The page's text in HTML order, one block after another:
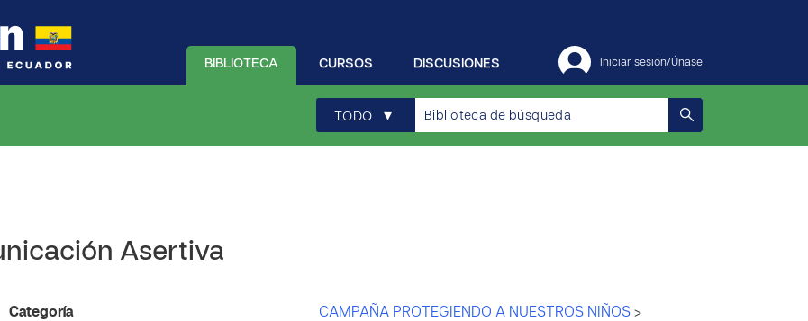
Iniciar sesión/Únase
DISCUSIONES
CURSOS
BIBLIOTECA
TODO ▾
Asertiva
Categoría CAMPAÑA PROTEGIENDO A NUESTROS NIÑOS >